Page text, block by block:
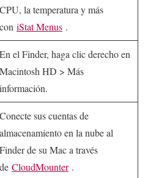
CPU, la temperatura y más
con iStat Menus .
En el Finder, haga clic derecho en
Macintosh HD > Más
información.
Conecte sus cuentas de
almacenamiento en la nube al
Finder de su Mac a través
de CloudMounter.